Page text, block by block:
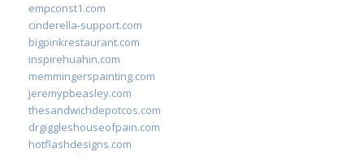
empconst1.com
cinderella-support.com
bigpinkrestaurant.com
inspirehuahin.com
memmingerspainting.com
jeremypbeasley.com
thesandwichdepotcos.com
drgiggleshouseofpain.com
hotflashdesigns.com